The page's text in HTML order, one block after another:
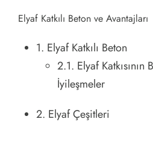
Elyaf Katkılı Beton ve Avantajları
1. Elyaf Katkılı Beton
2.1. Elyaf Katkısının
İyileşmeler
2. Elyaf Çeşitleri